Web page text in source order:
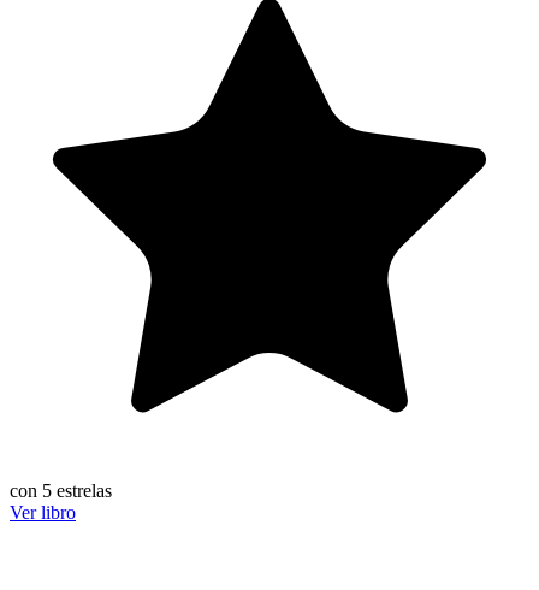
con 5 estrelas
Ver libro